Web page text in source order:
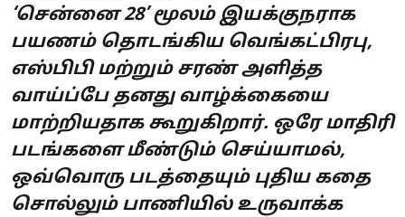
‘சென்னை 28’ மூலம் இயக்குநராக
பயணம் தொடங்கிய வெங்கட்பிரபு,
எஸ்பிபி மற்றும் சரண் அளித்த
வாய்ப்பே தனது வாழ்க்கையை
மாற்றியதாக கூறுகிறார். ஒரே மாதிரி
படங்களை மீண்டும் செய்யாமல்,
ஒவ்வொரு படத்தையும் புதிய கதை
சொல்லும் பாணியில் உருவாக்க